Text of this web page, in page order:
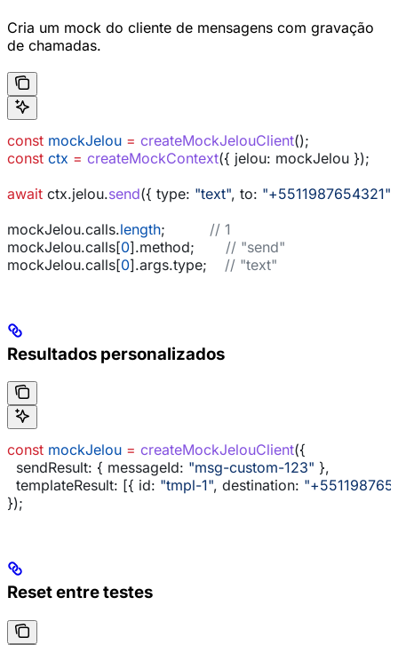
Cria um mock do cliente de mensagens com gravação
de chamadas.
const mockJelou = createMockJelouClient();
const ctx = createMockContext({ jelou: mockJelou });
await ctx.jelou.send({ type: "text", to: "+5511987654321"
mockJelou.calls.length; // 1
mockJelou.calls[0].method; // "send"
mockJelou.calls[0].args.type; // "text"
Resultados personalizados
const mockJelou = createMockJelouClient({
  sendResult:
{ messageId: "msg-custom-123" },
  templateResult:
[{ id: "tmpl-1", destination:
});
Reset entre testes